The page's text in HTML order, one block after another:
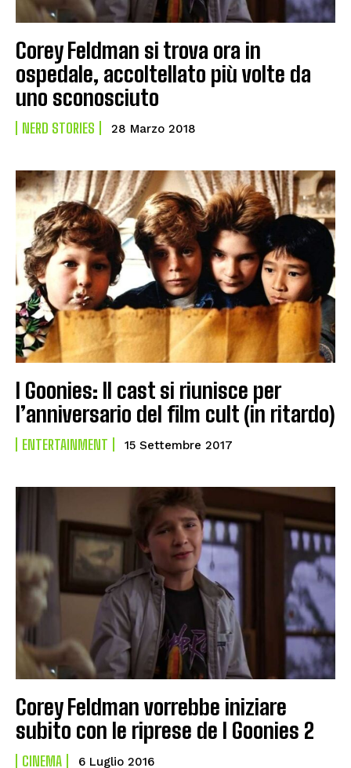
Corey Feldman si trova ora in
ospedale, accoltellato più volte da
uno sconosciuto
NERD STORIES 28 Marzo 2018
I Goonies: Il cast si riunisce per
l’anniversario del film cult (in ritardo)
ENTERTAINMENT 15 Settembre 2017
Corey Feldman vorrebbe iniziare
subito con le riprese de I Goonies 2
CINEMA 6 Luglio 2016